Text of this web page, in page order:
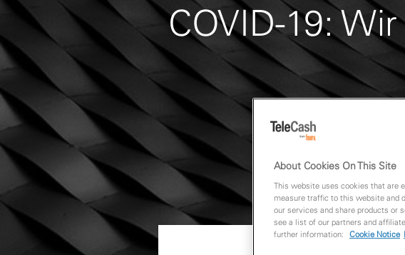
COVID-19:
About Cookies On This Site
This website uses cookies that are
measure traffic to this website and
our services and share products or
see a list of our partners and
further information:
Cookie Notice